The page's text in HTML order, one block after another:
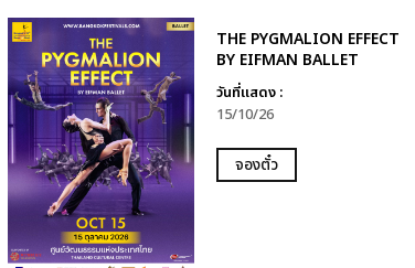
THE PYGMALION EFFECT
BY EIFMAN BALLET
วันที่แสดง :
15/10/26
จองตั๋ว